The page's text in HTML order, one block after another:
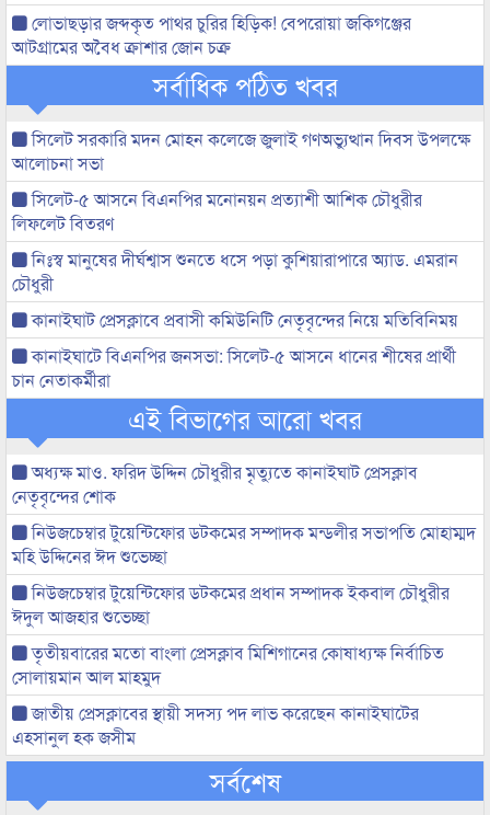
লোভাছড়ার জব্দকৃত পাথর চুরির হিড়িক! বেপরোয়া জকিগঞ্জের
আটগ্রামের অবৈধ ক্রাশার জোন চক্র
সর্বাধিক পঠিত খবর
সিলেট সরকারি মদন মোহন কলেজে জুলাই গণঅভ্যুত্থান দিবস উপলক্ষে
আলোচনা সভা
সিলেট-৫ আসনে বিএনপির মনোনয়ন প্রত্যাশী আশিক চৌধুরীর
লিফলেট বিতরণ
নিঃস্ব মানুষের দীর্ঘশ্বাস শুনতে ধসে পড়া কুশিয়ারাপারে অ্যাড. এমরান
চৌধুরী
কানাইঘাট প্রেসক্লাবে প্রবাসী কমিউনিটি নেতৃবৃন্দের নিয়ে মতিবিনিময়
কানাইঘাটে বিএনপির জনসভা: সিলেট-৫ আসনে ধানের শীষের প্রার্থী
চান নেতাকর্মীরা
এই বিভাগের আরো খবর
অধ্যক্ষ মাও. ফরিদ উদ্দিন চৌধুরীর মৃত্যুতে কানাইঘাট প্রেসক্লাব
নেতৃবৃন্দের শোক
নিউজচেম্বার টুয়েন্টিফোর ডটকমের সম্পাদক মন্ডলীর সভাপতি মোহাম্মদ
মহি উদ্দিনের ঈদ শুভেচ্ছা
নিউজচেম্বার টুয়েন্টিফোর ডটকমের প্রধান সম্পাদক ইকবাল চৌধুরীর
ঈদুল আজহার শুভেচ্ছা
তৃতীয়বারের মতো বাংলা প্রেসক্লাব মিশিগানের কোষাধ্যক্ষ নির্বাচিত
সোলায়মান আল মাহমুদ
জাতীয় প্রেসক্লাবের স্থায়ী সদস্য পদ লাভ করেছেন কানাইঘাটের
এহসানুল হক জসীম
সর্বশেষ